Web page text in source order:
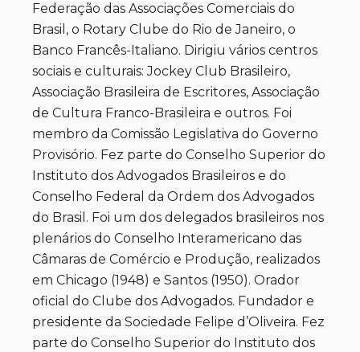
Federação das Associações Comerciais do
Brasil, o Rotary Clube do Rio de Janeiro, o
Banco Francês-Italiano. Dirigiu vários centros
sociais e culturais: Jockey Club Brasileiro,
Associação Brasileira de Escritores, Associação
de Cultura Franco-Brasileira e outros. Foi
membro da Comissão Legislativa do Governo
Provisório. Fez parte do Conselho Superior do
Instituto dos Advogados Brasileiros e do
Conselho Federal da Ordem dos Advogados
do Brasil. Foi um dos delegados brasileiros nos
plenários do Conselho Interamericano das
Câmaras de Comércio e Produção, realizados
em Chicago (1948) e Santos (1950). Orador
oficial do Clube dos Advogados. Fundador e
presidente da Sociedade Felipe d’Oliveira. Fez
parte do Conselho Superior do Instituto dos